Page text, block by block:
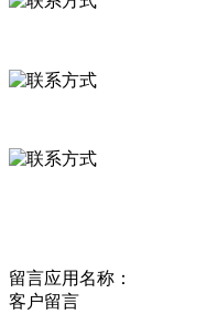
留言应用名称：
客户留言